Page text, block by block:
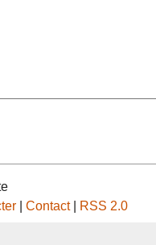
Contact| RSS 2.0